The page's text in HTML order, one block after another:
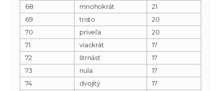
68
mnohokrát
21
69
tristo
20
70
priveľa
20
71
viackrát
17
72
štrnásť
17
73
nula
17
74
dvojitý
17